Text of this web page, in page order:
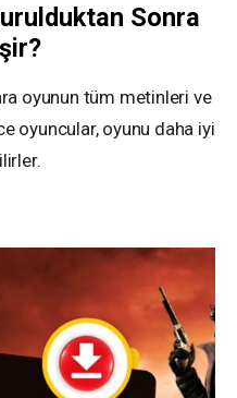
Sonra
oyunun tüm metinleri ve
oyuncular, oyunu daha iyi